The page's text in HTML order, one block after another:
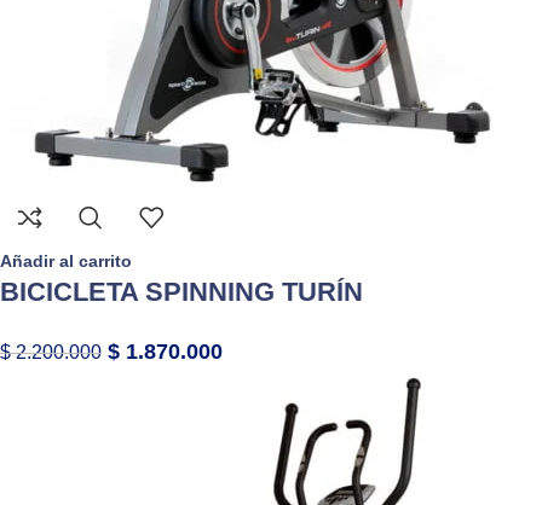
Añadir al carrito
BICICLETA SPINNING TURÍN
$2.200.000 $ 1.870.000